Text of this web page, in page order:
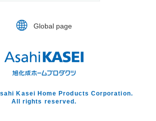
Global page
Kasei Home Products Corporation.
All rights reserved.